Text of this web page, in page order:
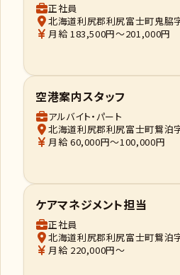
正社員
北海道利尻郡利尻富士町鬼脇
月給 183,500円～201,000円
空港案内スタッフ
アルバイト・パート
北海道利尻郡利尻富士町鴛泊
月給 60,000円～100,000円
ケアマネジメント担当
正社員
北海道利尻郡利尻富士町鴛泊
月給 220,000円～